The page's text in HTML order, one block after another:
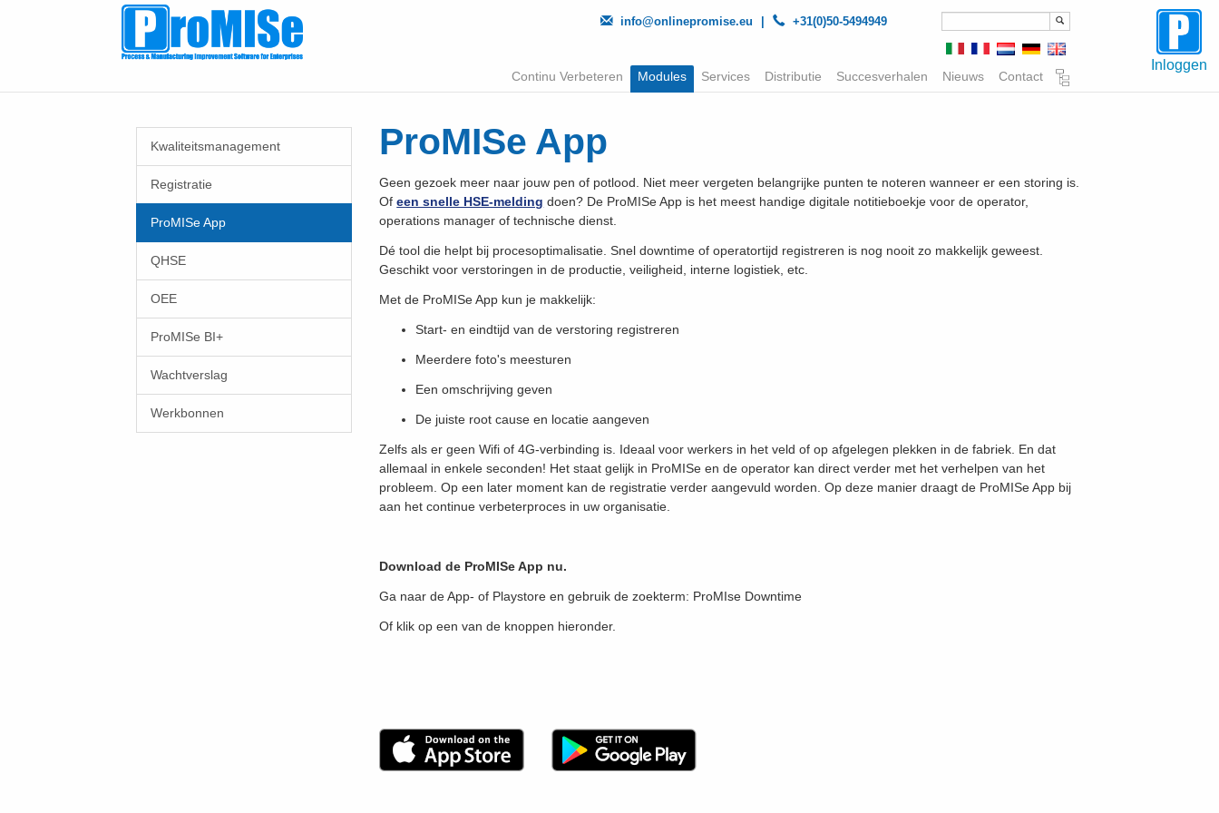
info@onlinepromise.eu +31(0)50-5494949
Inloggen
Continu Verbeteren Modules Services Distributie Succesverhalen Nieuws Contact
Kwaliteitsmanagement
Registratie
ProMISe App
QHSE
OEE
ProMISe BI+
Wachtverslag
Werkbonnen
ProMISe App
Geen gezoek meer naar jouw pen of potlood. Niet meer vergeten belangrijke punten te noteren wanneer er een storing is.
Ofeen snelle HSE-melding doen? De ProMISe App is het meest handige digitale notitieboekje voor de operator,
operations manager of technische dienst.
Dé tool die helpt bij procesoptimalisatie. Snel downtime of operatortijd registreren is nog nooit zo makkelijk geweest.
Geschikt voor verstoringen in de productie, veiligheid, interne logistiek, etc.
Met de ProMISe App kun je makkelijk:
Start- en eindtijd van de verstoring registreren
Meerdere foto's meesturen
Een omschrijving geven
De juiste root cause en locatie aangeven
Zelfs als er geen Wifi of 4G-verbinding is. Ideaal voor werkers in het veld of op afgelegen plekken in de fabriek. En dat
allemaal in enkele seconden! Het staat gelijk in ProMISe en de operator kan direct verder met het verhelpen van het
probleem. Op een later moment kan de registratie verder aangevuld worden. Op deze manier draagt de ProMISe App bij
aan het continue verbeterproces in uw organisatie.
Download de ProMISe App nu.
Ga naar de App- of Playstore en gebruik de zoekterm: ProMIse Downtime
Of klik op een van de knoppen hieronder.